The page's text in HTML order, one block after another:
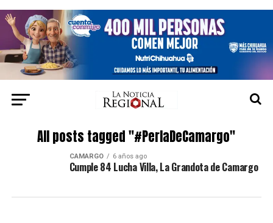
All posts tagged "#PerlaDeCamargo"
CAMARGO 6 años ago
Cumple 84 Lucha Villa, La Grandota de Camargo